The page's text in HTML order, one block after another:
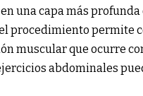
una capa más
procedimiento permite
muscular que ocurre
abdominales